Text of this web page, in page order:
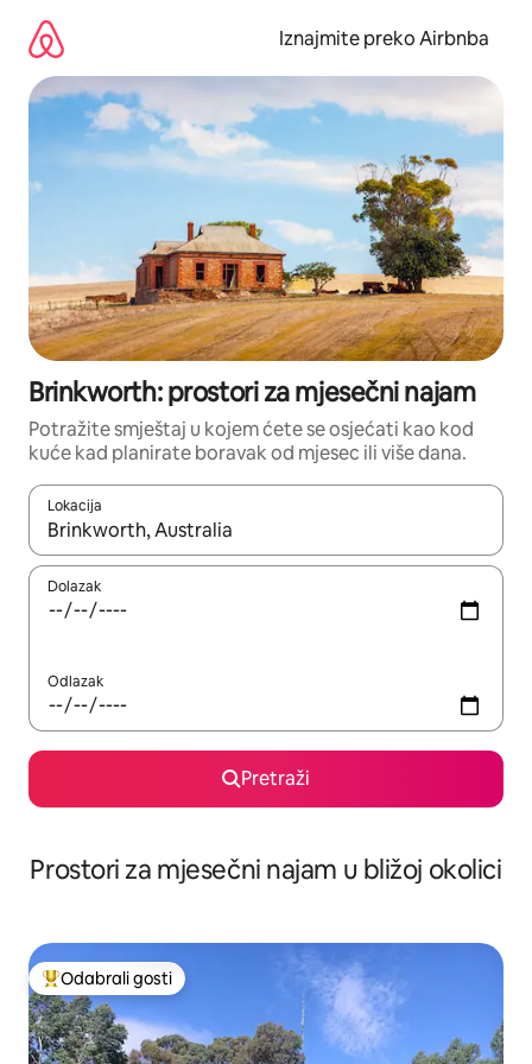
sadržaj
Iznajmite preko Airbnba
Brinkworth: prostori za mjesečni najam
Potražite smještaj u kojem ćete se osjećati kao kod
kuće kad planirate boravak od mjesec ili više dana.
Lokacija
Kada budu dostupni rezultati, moći ćete ih pregledati
Dolazak
Odlazak
Pretraži
Prostori za mjesečni najam u bližoj okolici
Među najviše rangiranima s oznakom „Odabrali gosti”
Odabrali gosti